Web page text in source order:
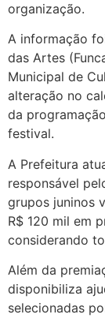
organização.
A informação
das Artes
Municipal de
alteração no
da
festival.
A Prefeitura
responsável
grupos juninos
R$ 120 mil em
considerando
Além da
disponibiliza
selecionadas